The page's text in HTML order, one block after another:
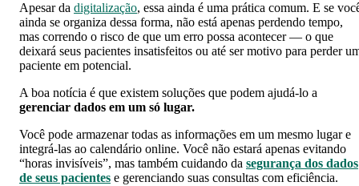
Apesar da digitalização, essa ainda é uma prática comum. E se
ainda se organiza dessa forma, não está apenas perdendo tempo,
mas correndo o risco de que um erro possa acontecer — o que
deixará seus pacientes insatisfeitos ou até ser motivo para perder
paciente em potencial.
A boa notícia é que existem soluções que podem ajudá-lo a
gerenciar dados em um só lugar.
Você pode armazenar todas as informações em um mesmo lugar e
integrá-las ao calendário online. Você não estará apenas evitando
“horas invisíveis”, mas também cuidando da segurança dos dados
de seus pacientes e gerenciando suas consultas com eficiência.